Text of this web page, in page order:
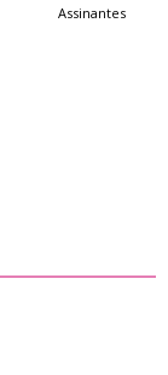
Assinantes